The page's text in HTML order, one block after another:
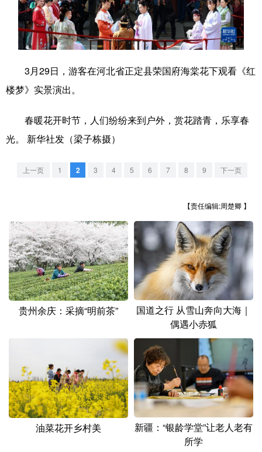
法律 中央文件 金融 汽车
食品 人居 信息化 数字经济
北京 天津 河北 山西
辽宁 吉林 上海 江苏
浙江 安徽 福建 江西
山东 河南 湖北 湖南
重庆
云南
陕西 甘肃 青海 宁夏
新疆 内蒙古 黑龙江
3月29日，游客在河北省正定县荣国府海棠花下观看《红
楼梦》实景演出。
春暖花开时节，人们纷纷来到户外，赏花踏青，乐享春
光。 新华社发（梁子栋摄）
上一页 1 2 3 4 5 6 7 8 9 下一页
【责任编辑:周楚卿 】
贵州余庆：采摘“明前茶”
国道之行 从雪山奔向大海｜
偶遇小赤狐
油菜花开乡村美
新疆：“银龄学堂”让老人老有
所学